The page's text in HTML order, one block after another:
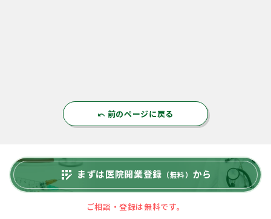
undo 前のページに戻る
app_registration まずは医院開業登録 （無料） から
ご相談・登録は無料です。